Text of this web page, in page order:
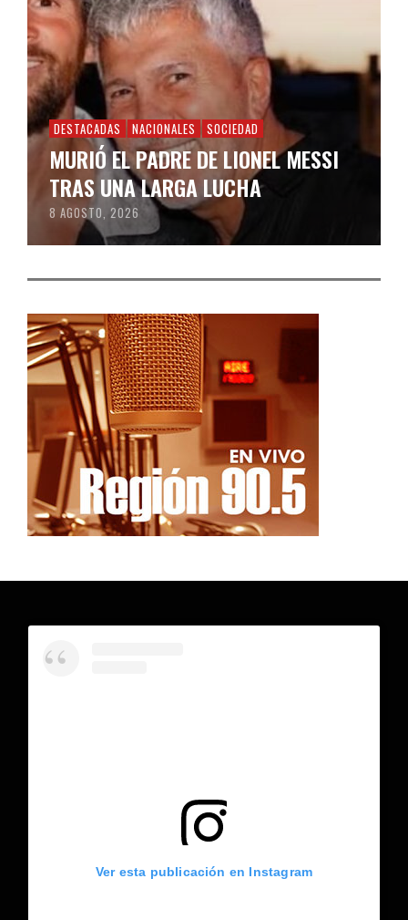
DESTACADAS NACIONALES SOCIEDAD
MURIÓ EL PADRE DE LIONEL MESSI
TRAS UNA LARGA LUCHA
8 AGOSTO, 2026
Ver esta publicación en Instagram